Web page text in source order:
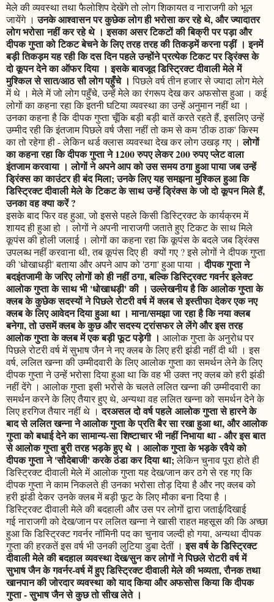
मेले की व्यवस्था तथा फैलोशिप देखेंगे तो लोग शिकायत व नाराजगी को भूल
जायेंगे ।उनके आश्वासन पर कुछेक लोग ही भरोसा कर रहे थे, और ज्यादातर
लोग भरोसा नहीं कर रहे थे । इसका असर टिकटों की बिक्री पर पड़ा और
दीपक गुप्ता को टिकट बेचने के लिए तरह तरह की तिकड़में करना पड़ीं । इनमें
बड़ी तिकड़म यह रही कि दस दिन पहले उन्होंने प्रत्येक टिकट पर ड्रिंक्स के
दो कूपन देने का ऑफर दिया । इसके बावजूद डिस्ट्रिक्ट दीवाली मेले में
मुश्किल से सात/आठ सौ लोग पहुँचे । पिछले वर्ष तीन हजार से ज्यादा लोग मेले
में थे । मेले में जो लोग पहुँचे, उन्हें मेले का रंगरूप देख कर अफसोस हुआ । कई
लोगों का कहना रहा कि इतनी घटिया व्यवस्था का उन्हें अनुमान नहीं था ।
उनका कहना है कि दीपक गुप्ता चूँकि बड़ी बड़ी बातें करते रहते हैं, इसलिए उन्हें
उम्मीद रही कि इंतजाम पिछले वर्ष जैसा नहीं तो कम से कम 'ठीक ठाक' किस्म
का तो रहेगा ही - लेकिन थर्ड क्लास व्यवस्था देख कर लोग उखड़ गए ।लोगों
का कहना रहा कि दीपक गुप्ता ने 1200 रुपए लेकर 200 रुपए प्लेट वाला
इंतजाम करवाया । लोगों ने अपने आप को उस समय ठगा हुआ पाया जब उन्हें
ड्रिंक्स का काउंटर ही बंद मिला; उनके लिए यह समझना मुश्किल हुआ कि
डिस्ट्रिक्ट दीवाली मेले के टिकट के साथ उन्हें ड्रिंक्स के जो दो कूपन मिले हैं,
उनका वह क्या करें ?
इसके बाद फिर वह हुआ, जो इससे पहले किसी डिस्ट्रिक्ट के कार्यक्रम में
शायद ही हुआ हो । लोगों ने अपनी नाराजगी जताते हुए टिकट के साथ मिले
कूपंस की होली जलाई । लोगों का कहना रहा कि कूपंस के बदले जब ड्रिंक्स
उपलब्ध नहीं करवाना थी, तब कूपंस दिए ही क्यों गए ? इसे लोगों ने दीपक गुप्ता
की 'धोखाधड़ी' बताया और अपने आप को 'ठगा' हुआ पाया ।दीपक गुप्ता ने
बदइंतजामी के जरिए लोगों को ही नहीं ठगा, बल्कि डिस्ट्रिक्ट गवर्नर इलेक्ट
आलोक गुप्ता के साथ भी 'धोखाधड़ी' की । उल्लेखनीय है कि आलोक गुप्ता के
क्लब के कुछेक सदस्यों ने पिछले रोटरी वर्ष में क्लब से इस्तीफा देकर एक नए
क्लब के लिए आवेदन दिया हुआ था । माना/समझा जा रहा है कि नया क्लब
बनेगा, तो उसमें क्लब के कुछ और सदस्य ट्रांसफर ले लेंगे और इस तरह
आलोक गुप्ता के क्लब में एक बड़ी फूट पड़ेगी । आलोक गुप्ता के अनुरोध पर
पिछले रोटरी वर्ष में सुभाष जैन ने नए क्लब के लिए हरी झंडी नहीं दी थी । इस
वर्ष, ललित खन्ना की उम्मीदवारी के लिए आलोक गुप्ता का समर्थन लेने के लिए
दीपक गुप्ता ने उन्हें भरोसा दिया हुआ था कि वह भी उक्त नए क्लब को हरी झंडी
नहीं देंगे । आलोक गुप्ता इसी भरोसे के चलते ललित खन्ना की उम्मीदवारी का
समर्थन करने के लिए तैयार हुए थे, अन्यथा वह ललित खन्ना को समर्थन देने के
लिए हरगिज तैयार नहीं थे ।दरअसल दो वर्ष पहले आलोक गुप्ता से हारने के
बाद से ललित खन्ना ने आलोक गुप्ता के प्रति बैर सा रखा हुआ था, और आलोक
गुप्ता को बधाई देने का सामान्य-सा शिष्टाचार भी नहीं निभाया था - और इस बात
से आलोक गुप्ता बुरी तरह भड़के हुए थे । आलोक गुप्ता के भड़के रवैये को
दीपक गुप्ता ने 'सौदेबाजी' करके ठंडा कर दिया था;लेकिन चुनाव पूरा होते ही
डिस्ट्रिक्ट दीवाली मेले में आलोक गुप्ता यह देख/जान कर ठगे से रह गए कि
दीपक गुप्ता ने काम निकलते ही उनका भरोसा तोड़ दिया है और नए क्लब को
हरी झंडी देकर उनके क्लब में बड़ी फूट के लिए मौका बना दिया है ।
डिस्ट्रिक्ट दीवाली मेले की बदहाली और उस पर लोगों द्वारा जताई/दिखाई
गई नाराजगी को देख/जान पर ललित खन्ना ने खासी राहत महसूस की कि अच्छा
हुआ कि डिस्ट्रिक्ट गवर्नर नॉमिनी पद का चुनाव जल्दी हो गया, अन्यथा दीपक
गुप्ता की हरकतें इस वर्ष भी उनकी लुटिया डुबा देतीं ।इस वर्ष के डिस्ट्रिक्ट
दीवाली मेले की बदहाल व्यवस्था देख/सुन कर लोगों ने पिछले रोटरी वर्ष में
सुभाष जैन के गवर्नर-वर्ष में हुए डिस्ट्रिक्ट दीवाली मेले की भव्यता, रौनक तथा
खानपान की जोरदार व्यवस्था को याद किया और अफसोस किया कि दीपक
गुप्ता - सुभाष जैन से कुछ तो सीख लेते ।